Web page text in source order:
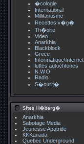
�cologie
International
Millitantisme
Recettes v�g�
Th�orie
Video
Anarkhia
Blackblock
Grece
Informatique\Internet
luttes autochtones
N.W.O
Radio
S�curit�
Sites H�berg�
Anarkhia
Sabotage Media
Jeunesse Apatride
KKKanada
Quebec Underground